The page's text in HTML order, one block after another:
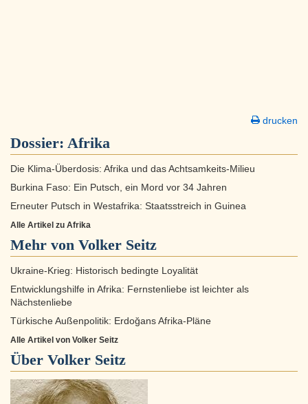
drucken
Dossier: Afrika
Die Klima-Überdosis: Afrika und das Achtsamkeits-Milieu
Burkina Faso: Ein Putsch, ein Mord vor 34 Jahren
Erneuter Putsch in Westafrika: Staatsstreich in Guinea
Alle Artikel zu Afrika
Mehr von Volker Seitz
Ukraine-Krieg: Historisch bedingte Loyalität
Entwicklungshilfe in Afrika: Fernstenliebe ist leichter als
Nächstenliebe
Türkische Außenpolitik: Erdoğans Afrika-Pläne
Alle Artikel von Volker Seitz
Über Volker Seitz